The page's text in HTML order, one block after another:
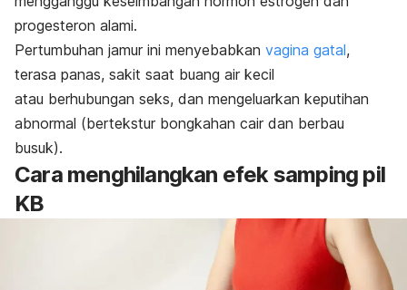
progesteron alami.
Pertumbuhan jamur ini menyebabkan vagina gatal,
terasa panas, sakit saat buang air kecil
atau berhubungan seks, dan mengeluarkan keputihan
abnormal (bertekstur bongkahan cair dan berbau
busuk).
Cara menghilangkan efek samping pil
KB